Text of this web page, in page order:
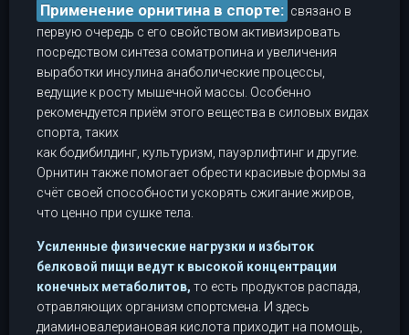
Применение орнитина в спорте: связано в
первую очередь с его свойством активизировать
посредством синтеза соматропина и увеличения
выработки инсулина анаболические процессы,
ведущие к росту мышечной массы. Особенно
рекомендуется приём этого вещества в силовых видах
спорта, таких
как бодибилдинг, культуризм, пауэрлифтинг и другие.
Орнитин также помогает обрести красивые формы за
счёт своей способности ускорять сжигание жиров,
что ценно при сушке тела.
Усиленные физические нагрузки и избыток
белковой пищи ведут к высокой концентрации
конечных метаболитов, то есть продуктов распада,
отравляющих организм спортсмена. И здесь
диаминовалериановая кислота приходит на помощь,